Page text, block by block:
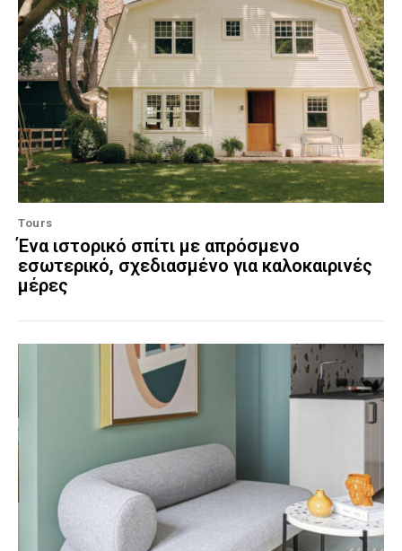
Tours
Ένα ιστορικό σπίτι με απρόσμενο
εσωτερικό, σχεδιασμένο για καλοκαιρινές
μέρες